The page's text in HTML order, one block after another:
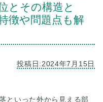
とその構造と
徴や問題点も解
といった外から見える部